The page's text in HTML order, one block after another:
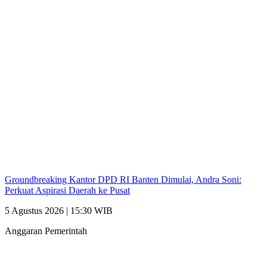
Groundbreaking Kantor DPD RI Banten Dimulai, Andra Soni:
Perkuat Aspirasi Daerah ke Pusat
5 Agustus 2026 | 15:30 WIB
Anggaran Pemerintah